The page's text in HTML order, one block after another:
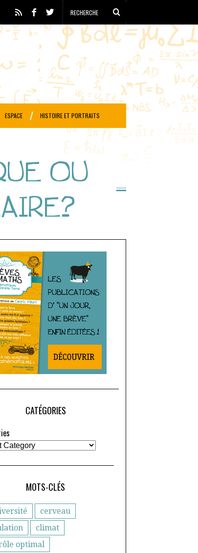
ESPACE HISTOIRE ET PORTRAITS
OU
CATÉGORIES
MOTS-CLÉS
cerveau
climat
optimal